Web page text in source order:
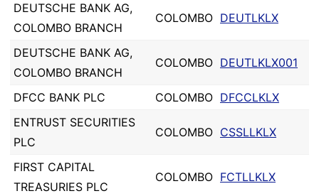
DEUTSCHE BANK AG,
COLOMBO BRANCH
COLOMBO DEUTLKLX
DEUTSCHE BANK AG,
COLOMBO BRANCH
COLOMBO DEUTLKLX001
DFCC BANK PLC COLOMBO DFCCLKLX
ENTRUST SECURITIES
PLC
COLOMBO CSSLLKLX
FIRST CAPITAL
TREASURIES PLC
COLOMBO FCTLLKLX